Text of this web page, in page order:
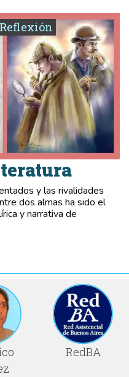
y las rivalidades
dos almas ha sido el
y narrativa de
RedBA